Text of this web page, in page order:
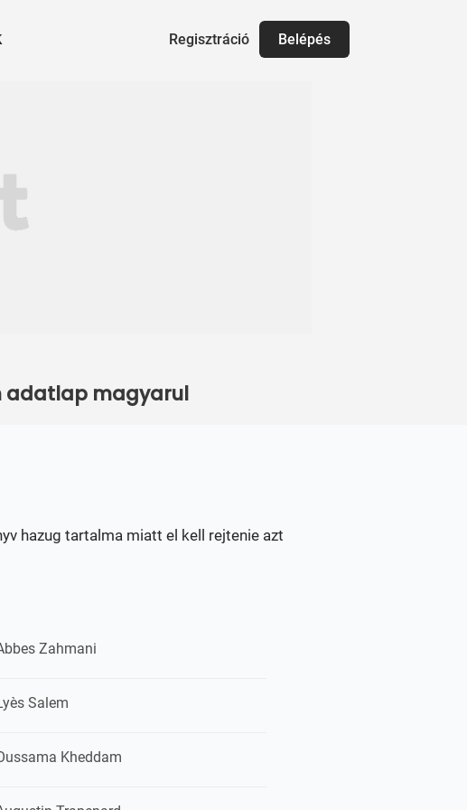
Belépés
Regisztráció
adatlap magyarul
hazug tartalma miatt el kell rejtenie azt
Zahmani
Salem
Kheddam